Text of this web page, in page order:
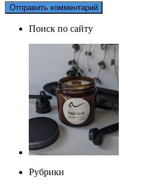
Поиск по сайту
Рубрики